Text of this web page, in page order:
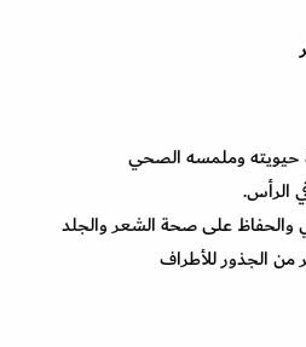
حيويته وملمسه الصحي
الرأس.
والحفاظ على صحة الشعر والجلد
الجذور للأطراف